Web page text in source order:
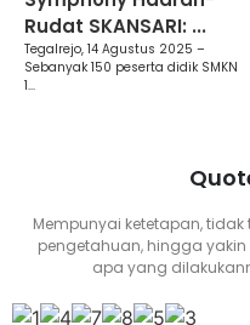
Rudat SKANSARI: ...
Tegalrejo, 14 Agustus 2025 –
Sebanyak 150 peserta didik SMKN
1...
Mempunyai ketetapan,
pengetahuan, hingga
apa yang